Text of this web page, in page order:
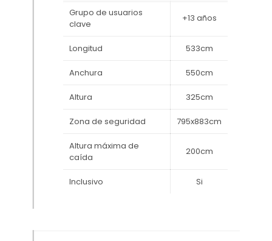
Grupo de usuarios
clave
+13 años
Longitud 533cm
Anchura 550cm
Altura 325cm
Zona de seguridad 795x883cm
Altura máxima de
caída
200cm
Inclusivo Si